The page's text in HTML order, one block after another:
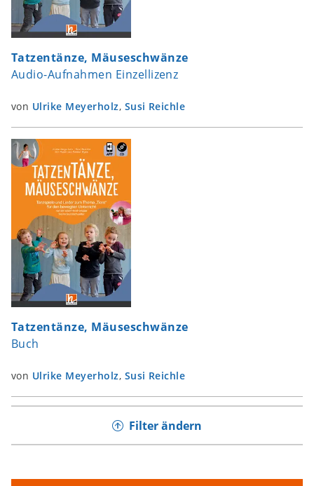
Tatzentänze, Mäuseschwänze
Audio-Aufnahmen Einzellizenz
von Ulrike Meyerholz, Susi Reichle
Tatzentänze, Mäuseschwänze
Buch
von Ulrike Meyerholz, Susi Reichle
Filter ändern